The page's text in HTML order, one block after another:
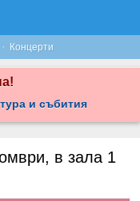
· Концерти
и събития
в зала 1